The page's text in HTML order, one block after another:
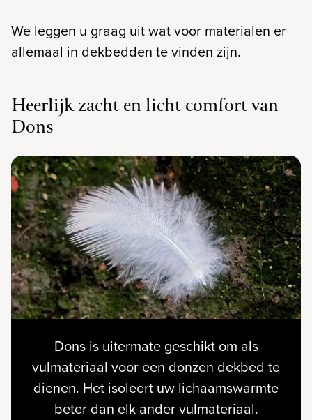
We leggen u graag uit wat voor materialen er
allemaal in dekbedden te vinden zijn.
Heerlijk zacht en licht comfort van
Dons
Dons is uitermate geschikt om als
vulmateriaal voor een donzen dekbed te
dienen. Het isoleert uw lichaamswarmte
beter dan elk ander vulmateriaal.